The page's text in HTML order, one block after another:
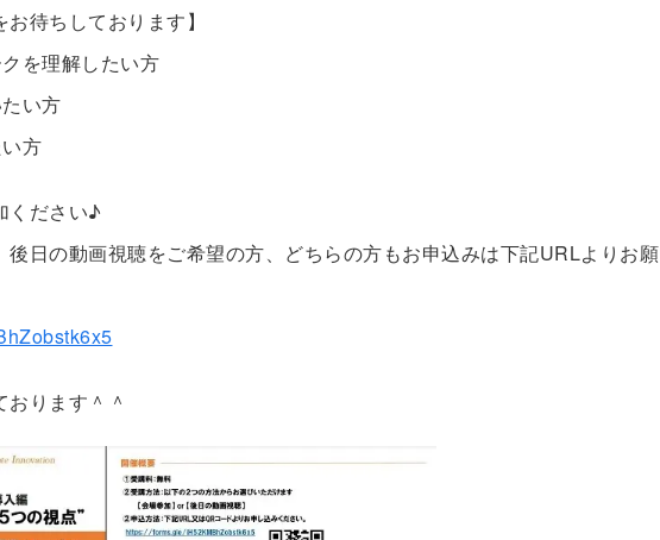
待ちしております】
を理解したい方
い方
方
ください♪
後日の動画視聴をご希望の方、どちらの方もお申込みは下記URLよりお願
ります＾＾